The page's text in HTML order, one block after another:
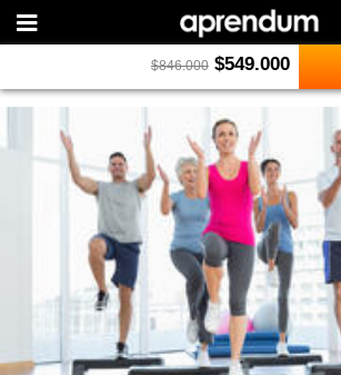
$846.000 $549.000